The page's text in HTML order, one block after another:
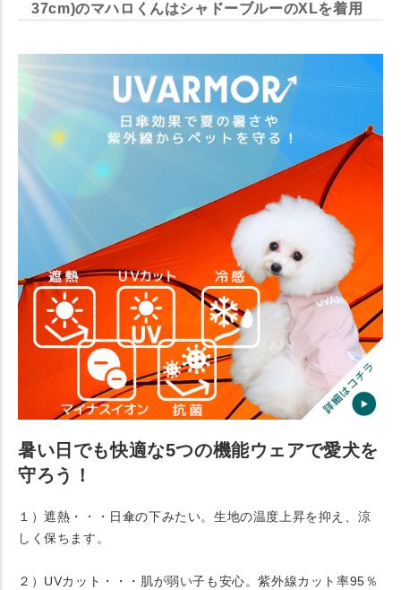
37cm)のマハロくんはシャドーブルーのXLを着用
暑い日でも快適な5つの機能ウェアで愛犬を
守ろう！
１）遮熱・・・日傘の下みたい。生地の温度上昇を抑え、涼
しく保ちます。
２）UVカット・・・肌が弱い子も安心。紫外線カット率95％